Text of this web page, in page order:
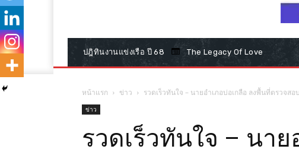
ปฎิทินงานแข่งเรือ ปี 68 The Legacy Of Love
หน้าแรก ข่าว รวดเร็วทันใจ – นายอำเภอบ่อเกลือ ลงพื้นที่ตรวจ
ข่าว
รวดเร็วทันใจ – นาย